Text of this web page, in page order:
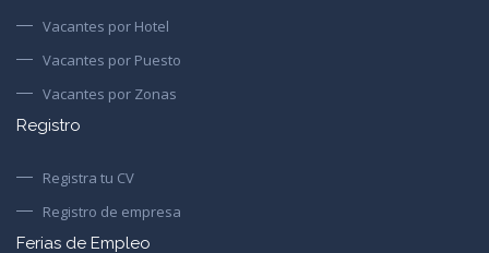
Vacantes por Hotel
Vacantes por Puesto
Vacantes por Zonas
Registro
Registra tu CV
Registro de empresa
Ferias de Empleo